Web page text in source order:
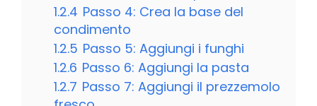
1.2.4 Passo 4: Crea la base del
condimento
1.2.5 Passo 5: Aggiungi i funghi
1.2.6 Passo 6: Aggiungi la pasta
1.2.7 Passo 7: Aggiungi il prezzemolo